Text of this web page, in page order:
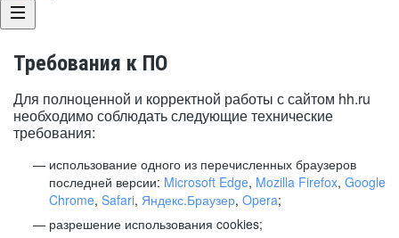
Требования к ПО
Для полноценной и корректной работы с сайтом hh.ru
необходимо соблюдать следующие технические
требования:
использование одного из перечисленных браузеров
последней версии: Microsoft Edge, Mozilla Firefox, Google
Chrome, Safari, Яндекс.Браузер, Opera;
разрешение использования cookies;